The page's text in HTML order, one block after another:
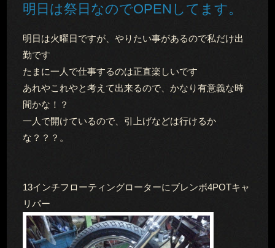
明日は祭日なのでOPENしてます。
明日は火曜日ですが、やりたい事があるので私だけ出
勤です
たまに一人で仕事するのは正直楽しいです
あれやこれやと考えて出来るので、かなり有意義な時
間かな！？
一人で開けているので、引上げなどは行けるか
な？？？。
13インチフローティングローターにブレンボ4POTキャ
リパー